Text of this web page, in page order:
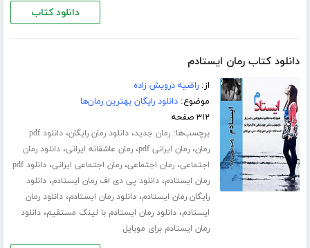
دانلود کتاب
دانلود کتاب رمان ایستادم
از:راضیه درویش زاده
موضوع:دانلود رایگان بهترین رمان‌ها
۳۱۲ صفحه
برچسب‌ها:رمان جدید،دانلود رمان رایگان،
دانلود pdf
رمان،رمان ایرانی pdf ،رمان عاشقانه ایرانی،دانلود رمان
اجتماعی،رمان اجتماعی،رمان اجتماعی ایرانی،
دانلود pdf
رمان ایستادم،دانلود پی دی اف رمان ایستادم،دانلود
رایگان رمان ایستادم،دانلود رمان ایستادم،دانلود رمان
ایستادم،دانلود رمان ایستادم با لینک مستقیم،دانلود
رمان ایستادم برای موبایل